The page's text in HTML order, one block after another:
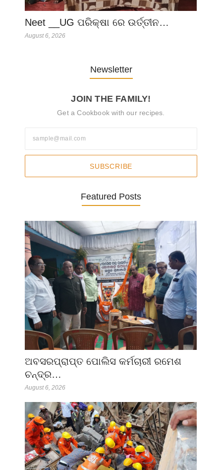
Neet __UG ପରିକ୍ଷା ରେ ଉର୍ତ୍ତୀନ…
August 6, 2026
Newsletter
JOIN THE FAMILY!
Get a Cookbook with our recipes.
SUBSCRIBE
Featured Posts
ଅବସରପ୍ରାପ୍ତ ପୋଲିସ କର୍ମଚାରୀ ରମେଶ
ଚନ୍ଦ୍ର…
August 6, 2026